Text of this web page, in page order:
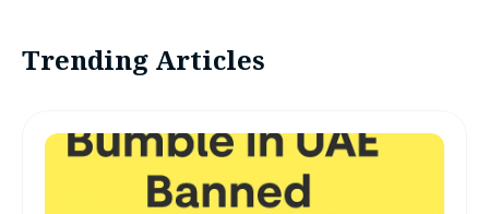
Trending Articles